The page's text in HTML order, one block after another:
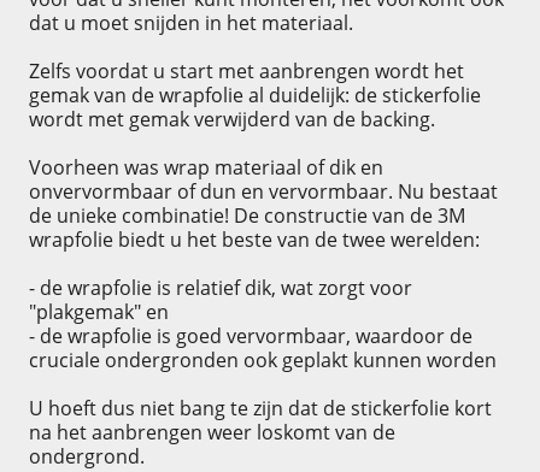
dat u moet snijden in het materiaal.
Zelfs voordat u start met aanbrengen wordt het
gemak van de wrapfolie al duidelijk: de stickerfolie
wordt met gemak verwijderd van de backing.
Voorheen was wrap materiaal of dik en
onvervormbaar of dun en vervormbaar. Nu bestaat
de unieke combinatie! De constructie van de 3M
wrapfolie biedt u het beste van de twee werelden:
- de wrapfolie is relatief dik, wat zorgt voor
"plakgemak" en
- de wrapfolie is goed vervormbaar, waardoor de
cruciale ondergronden ook geplakt kunnen worden
U hoeft dus niet bang te zijn dat de stickerfolie kort
na het aanbrengen weer loskomt van de
ondergrond.